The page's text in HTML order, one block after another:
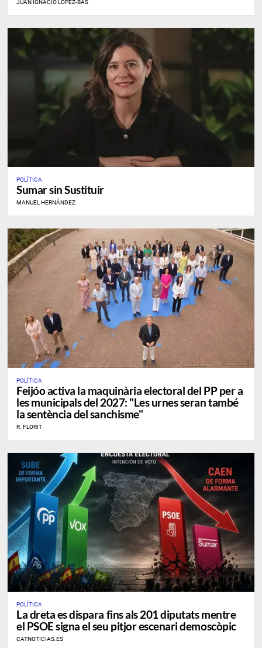
JUAN IGNACIO LÓPEZ-BAS
POLÍTICA
Sumar sin Sustituir
MANUEL HERNÁNDEZ
POLÍTICA
Feijóo activa la maquinària electoral del PP per a
les municipals del 2027: "Les urnes seran també
la sentència del sanchisme"
R. FLORIT
POLÍTICA
La dreta es dispara fins als 201 diputats mentre
el PSOE signa el seu pitjor escenari demoscòpic
CATNOTICIAS.ES